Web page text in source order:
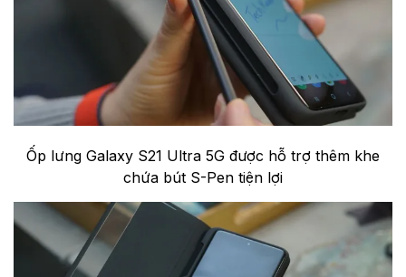
Ốp lưng Galaxy S21 Ultra 5G được hỗ trợ thêm khe
chứa bút S-Pen tiện lợi